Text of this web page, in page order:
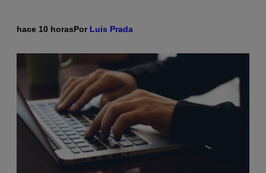
hace 10 horasPor Luis Prada